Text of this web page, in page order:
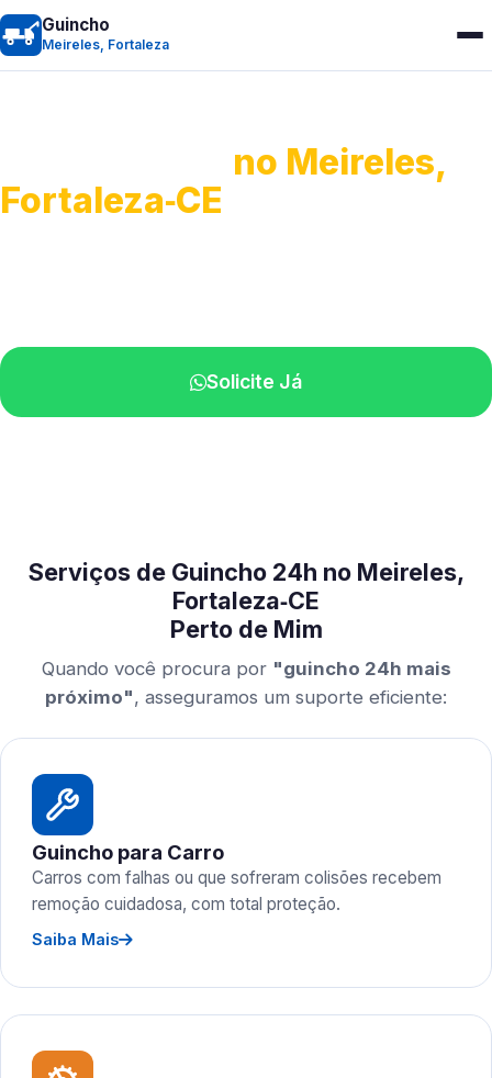
Guincho
Meireles, Fortaleza
no Meireles,
Fortaleza‑CE
Solicite Já
Serviços de Guincho 24h no Meireles,
Fortaleza‑CE
Perto de Mim
Quando você procura por "guincho 24h mais
próximo", asseguramos um suporte eficiente:
Guincho para Carro
Carros com falhas ou que sofreram colisões recebem
remoção cuidadosa, com total proteção.
Saiba Mais